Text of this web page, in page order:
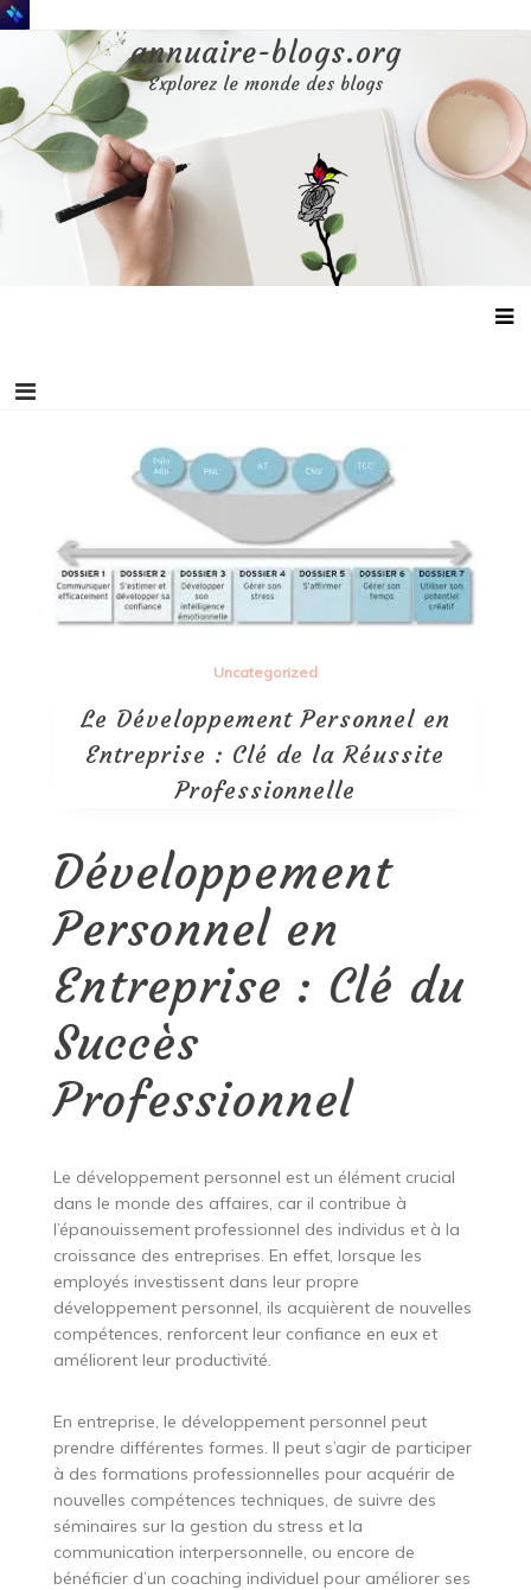
Aller
au
annuaire-blogs.org
Explorez le monde des blogs
Uncategorized
Le Développement Personnel en
Entreprise : Clé de la Réussite
Professionnelle
Développement
Personnel en
Entreprise : Clé du
Succès
Professionnel
Le développement personnel est un élément crucial
dans le monde des affaires, car il contribue à
l’épanouissement professionnel des individus et à la
croissance des entreprises. En effet, lorsque les
employés investissent dans leur propre
développement personnel, ils acquièrent de nouvelles
compétences, renforcent leur confiance en eux et
améliorent leur productivité.
En entreprise, le développement personnel peut
prendre différentes formes. Il peut s’agir de participer
à des formations professionnelles pour acquérir de
nouvelles compétences techniques, de suivre des
séminaires sur la gestion du stress et la
communication interpersonnelle, ou encore de
bénéficier d’un coaching individuel pour améliorer ses